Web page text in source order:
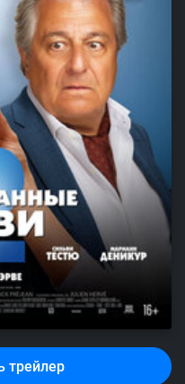
трейлер